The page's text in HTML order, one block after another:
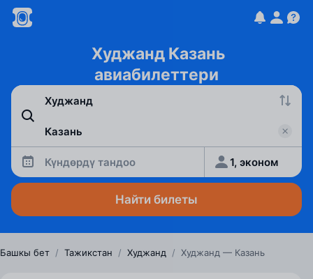
Худжанд Казань
авиабилеттери
Күндөрдү тандоо 1, эконом
Найти билеты
Башкы бет / Тажикстан / Худжанд / Худжанд — Казань